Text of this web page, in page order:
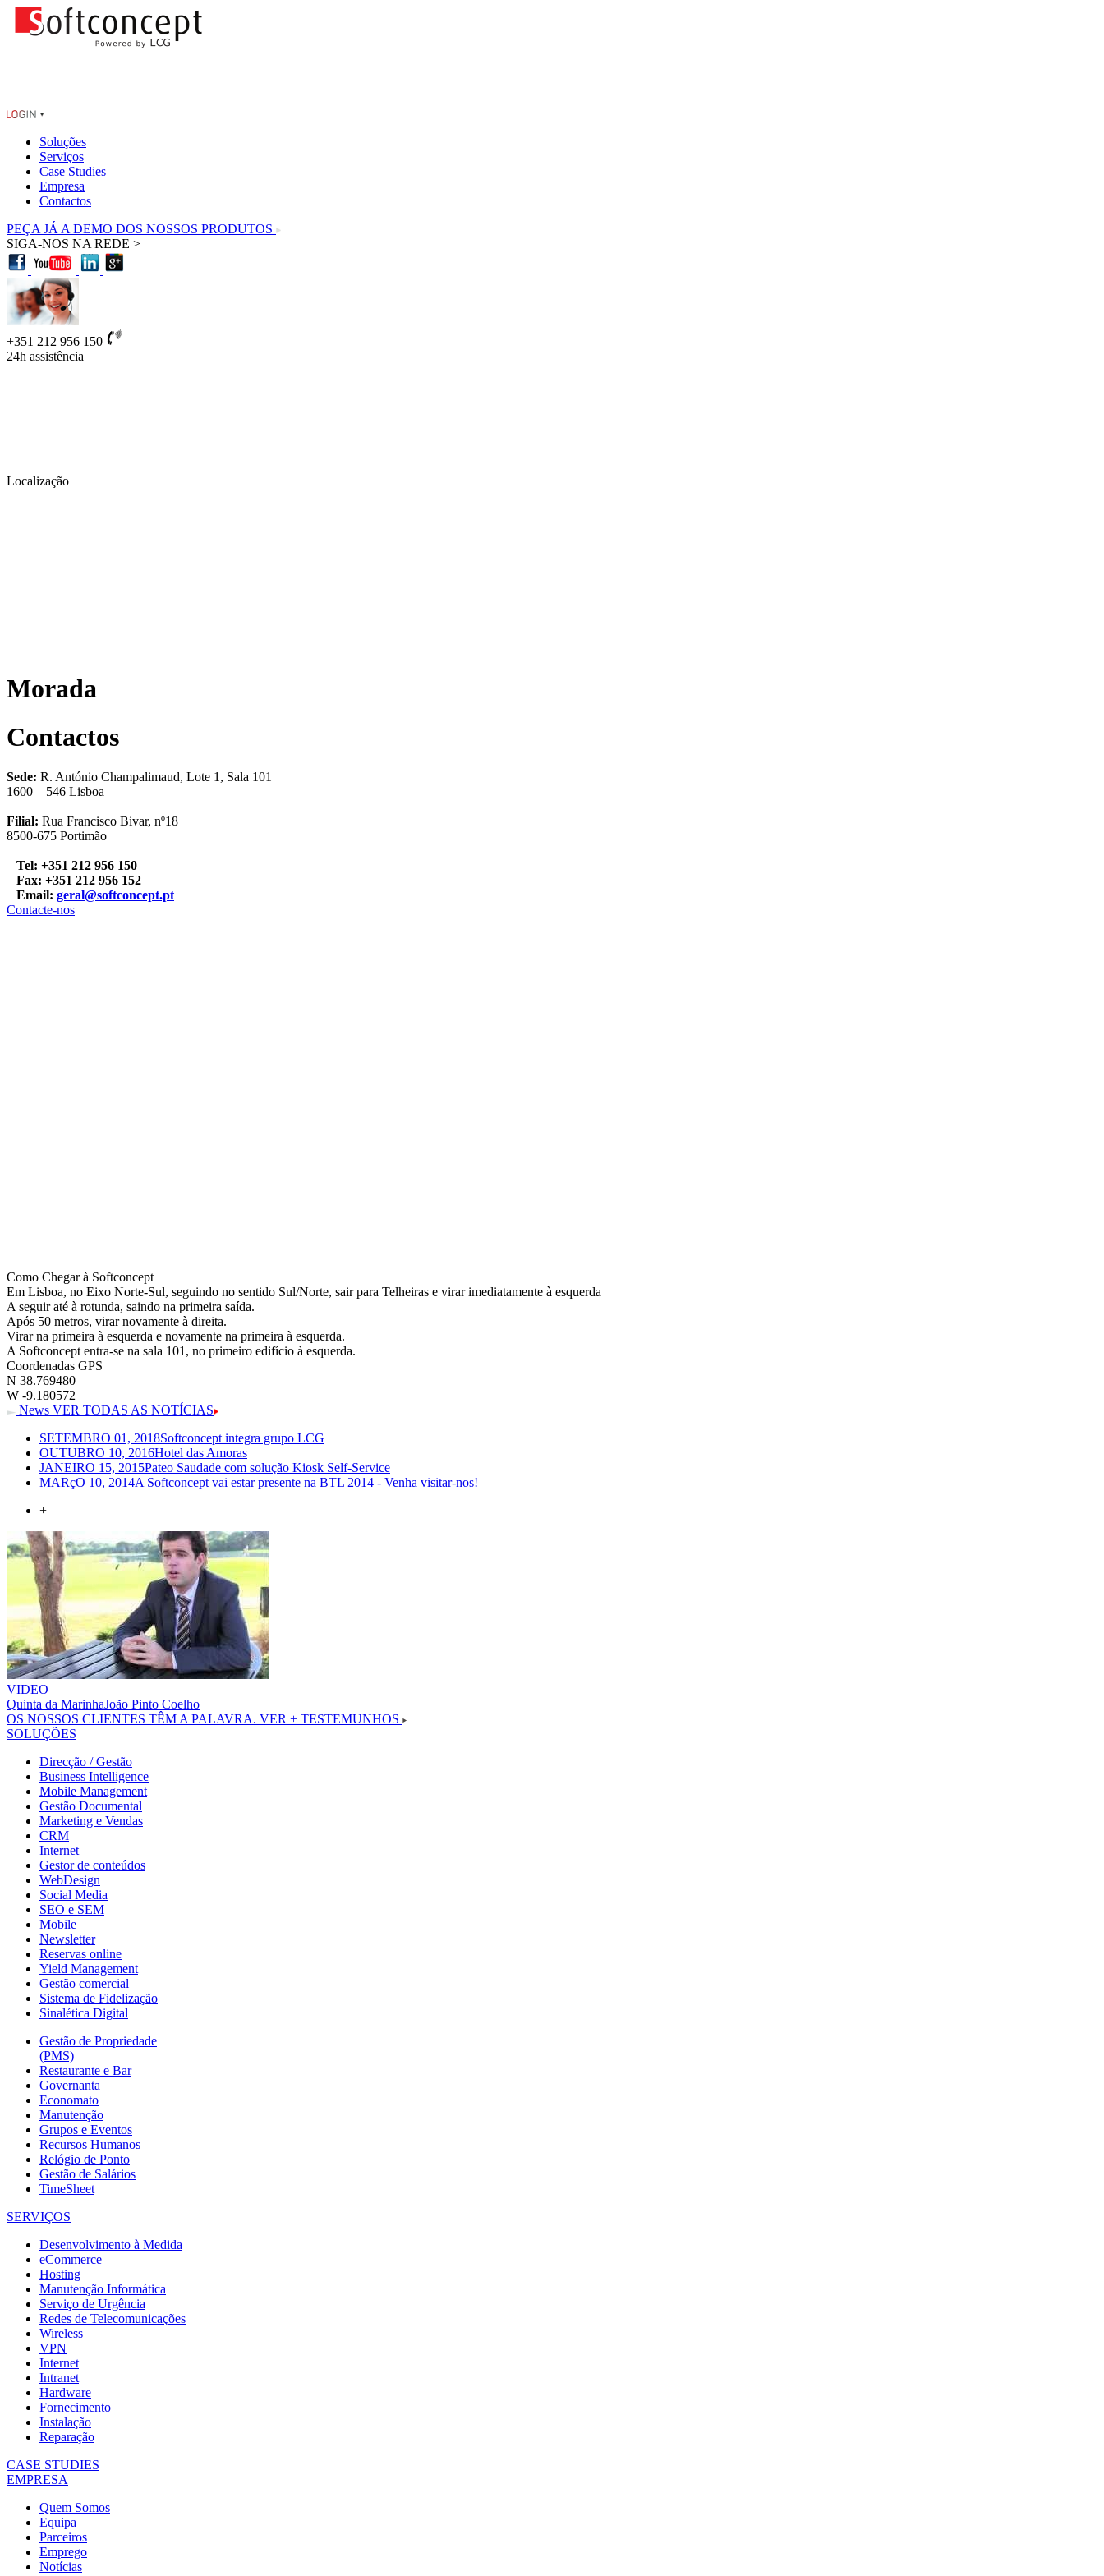
Soluções
Serviços
Case Studies
Empresa
Contactos
PEÇA JÁ A DEMO DOS NOSSOS PRODUTOS
SIGA-NOS NA REDE >
+351 212 956 150
24h assistência
Localização
Morada
Contactos
Sede: R. António Champalimaud, Lote 1, Sala 101
1600 – 546 Lisboa
Filial: Rua Francisco Bivar, nº18
8500-675 Portimão
Tel: +351 212 956 150
Fax: +351 212 956 152
Email: geral@softconcept.pt
Contacte-nos
Como Chegar à Softconcept
Em Lisboa, no Eixo Norte-Sul, seguindo no sentido Sul/Norte, sair para Telheiras e virar imediatamente à esquerda
A seguir até à rotunda, saindo na primeira saída.
Após 50 metros, virar novamente à direita.
Virar na primeira à esquerda e novamente na primeira à esquerda.
A Softconcept entra-se na sala 101, no primeiro edifício à esquerda.
Coordenadas GPS
N 38.769480
W -9.180572
News VER TODAS AS NOTÍCIAS
SETEMBRO 01, 2018Softconcept integra grupo LCG
OUTUBRO 10, 2016Hotel das Amoras
JANEIRO 15, 2015Pateo Saudade com solução Kiosk Self-Service
MARçO 10, 2014A Softconcept vai estar presente na BTL 2014 - Venha visitar-nos!
+
VIDEO
Quinta da MarinhaJoão Pinto Coelho
OS NOSSOS CLIENTES TÊM A PALAVRA. VER + TESTEMUNHOS
SOLUÇÕES
Direcção / Gestão
Business Intelligence
Mobile Management
Gestão Documental
Marketing e Vendas
CRM
Internet
Gestor de conteúdos
WebDesign
Social Media
SEO e SEM
Mobile
Newsletter
Reservas online
Yield Management
Gestão comercial
Sistema de Fidelização
Sinalética Digital
Gestão de Propriedade
(PMS)
Restaurante e Bar
Governanta
Economato
Manutenção
Grupos e Eventos
Recursos Humanos
Relógio de Ponto
Gestão de Salários
TimeSheet
SERVIÇOS
Desenvolvimento à Medida
eCommerce
Hosting
Manutenção Informática
Serviço de Urgência
Redes de Telecomunicações
Wireless
VPN
Internet
Intranet
Hardware
Fornecimento
Instalação
Reparação
CASE STUDIES
EMPRESA
Quem Somos
Equipa
Parceiros
Emprego
Notícias